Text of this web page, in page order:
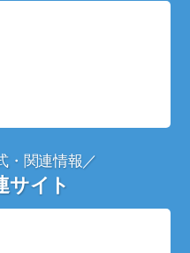
・関連情報／
サイト